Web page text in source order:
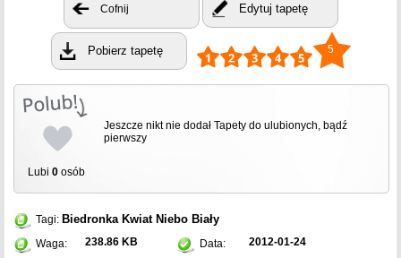
Cofnij Edytuj tapetę
Pobierz tapetę 5
Lubi 0 osób
Jeszcze nikt nie dodał Tapety do ulubionych, bądź
pierwszy
Tagi: Biedronka Kwiat Niebo Biały
Waga: 238.86 KB Data: 2012-01-24